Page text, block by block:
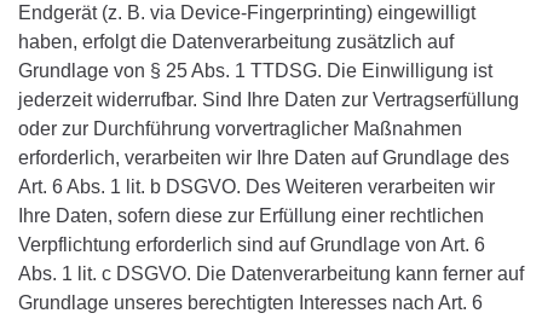
Endgerät (z. B. via Device-Fingerprinting) eingewilligt
haben, erfolgt die Datenverarbeitung zusätzlich auf
Grundlage von § 25 Abs. 1 TTDSG. Die Einwilligung ist
jederzeit widerrufbar. Sind Ihre Daten zur Vertragserfüllung
oder zur Durchführung vorvertraglicher Maßnahmen
erforderlich, verarbeiten wir Ihre Daten auf Grundlage des
Art. 6 Abs. 1 lit. b DSGVO. Des Weiteren verarbeiten wir
Ihre Daten, sofern diese zur Erfüllung einer rechtlichen
Verpflichtung erforderlich sind auf Grundlage von Art. 6
Abs. 1 lit. c DSGVO. Die Datenverarbeitung kann ferner auf
Grundlage unseres berechtigten Interesses nach Art. 6